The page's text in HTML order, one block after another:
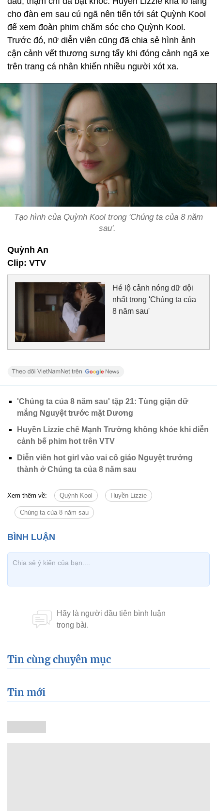
cho đàn em sau cú ngã nên tiến tới sát Quỳnh Kool
để xem đoàn phim chăm sóc cho Quỳnh Kool.
Trước đó, nữ diễn viên cũng đã chia sẻ hình ảnh
cận cảnh vết thương sưng tấy khi đóng cảnh ngã xe
trên trang cá nhân khiến nhiều người xót xa.
Tạo hình của Quỳnh Kool trong 'Chúng ta của 8 năm
sau'.
Quỳnh An
Clip: VTV
Hé lộ cảnh nóng dữ dội
nhất trong 'Chúng ta của
8 năm sau'
'Chúng ta của 8 năm sau' tập 21: Tùng giận dữ
mắng Nguyệt trước mặt Dương
Huyền Lizzie chê Mạnh Trường không khỏe khi diễn
cảnh bế phim hot trên VTV
Diễn viên hot girl vào vai cô giáo Nguyệt trưởng
thành ở Chúng ta của 8 năm sau
Xem thêm về: Quỳnh Kool Huyền Lizzie
Chúng ta của 8 năm sau
Tin cùng chuyên mục
Tin mới